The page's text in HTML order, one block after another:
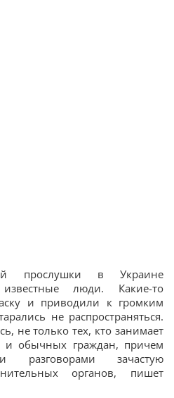
прослушки в Украине
люди. Какие-то
и приводили к громким
не распространяться.
не только тех, кто занимает
и обычных граждан, причем
разговорами зачастую
органов, пишет